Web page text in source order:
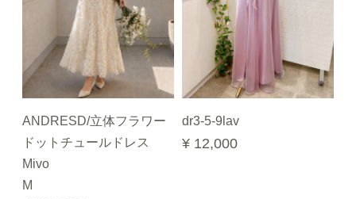
ANDRESD/立体フラワー
ドットチュールドレス
Mivo
M
dr3-5-9lav
¥ 12,000